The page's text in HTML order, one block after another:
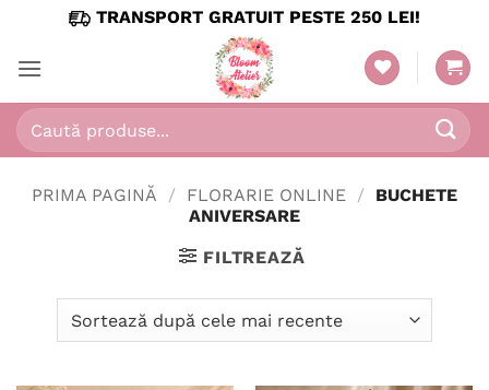
content
TRANSPORT GRATUIT PESTE 250 LEI!
Caută
după:
PRIMA PAGINĂ / FLORARIE ONLINE /
BUCHETE
ANIVERSARE
FILTREAZĂ